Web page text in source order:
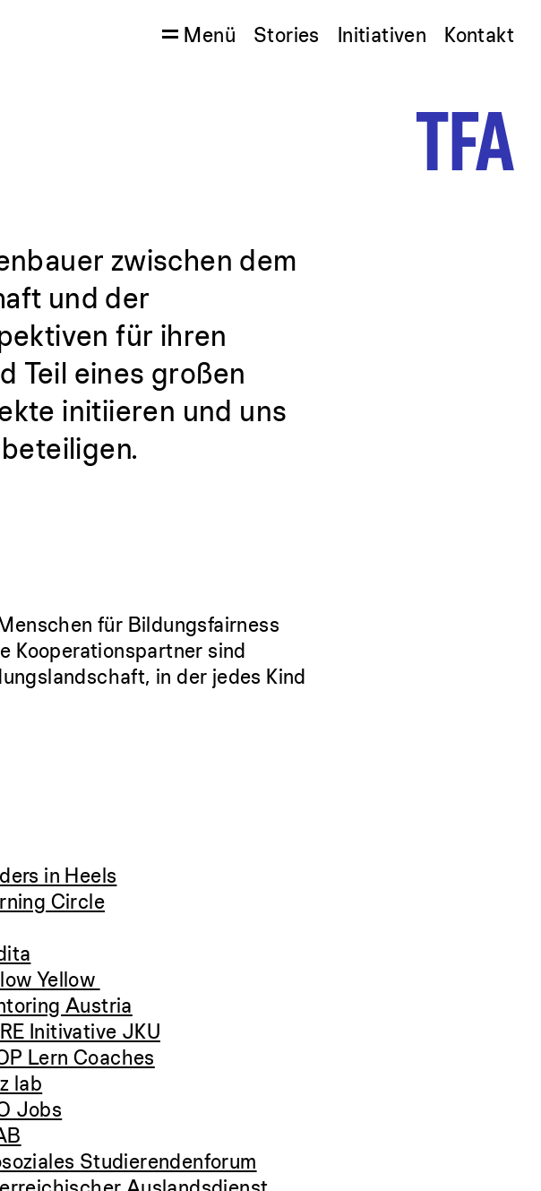
Menü Stories Initiativen Kontakt
zwischen dem
und der
für ihren
Teil eines großen
initiieren und uns
für Bildungsfairness
Kooperationspartner sind
in der jedes Kind
in Heels
Circle
Yellow
Austria
Initivative JKU
Lern Coaches
lab
Jobs
Studierendenforum